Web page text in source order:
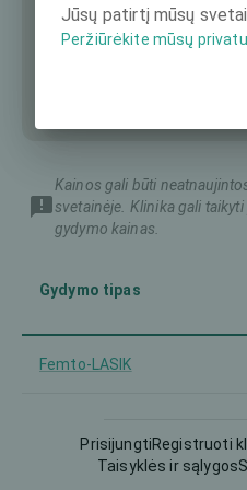
Kainos gali būti
svetainėje. Klinika gali
gydymo kainas.
Gydymo tipas
Femto-LASIK
PrisijungtiRegistruoti
Taisyklės ir sąlygos
Jūsų patirtį mūsų
Peržiūrėkite mūsų